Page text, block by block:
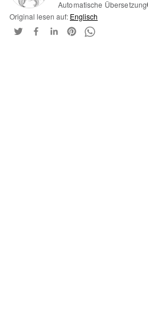
Automatische Übersetzung
Original lesen auf: Englisch